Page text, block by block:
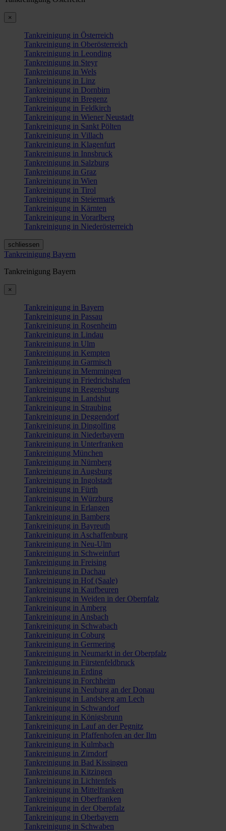
×
Tankreinigung in Österreich
Tankreinigung in Oberösterreich
Tankreinigung in Leonding
Tankreinigung in Steyr
Tankreinigung in Wels
Tankreinigung in Linz
Tankreinigung in Dornbirn
Tankreinigung in Bregenz
Tankreinigung in Feldkirch
Tankreinigung in Wiener Neustadt
Tankreinigung in Sankt Pölten
Tankreinigung in Villach
Tankreinigung in Klagenfurt
Tankreinigung in Innsbruck
Tankreinigung in Salzburg
Tankreinigung in Graz
Tankreinigung in Wien
Tankreinigung in Tirol
Tankreinigung in Steiermark
Tankreinigung in Kärnten
Tankreinigung in Vorarlberg
Tankreinigung in Niederösterreich
schliessen
Tankreinigung Bayern
Tankreinigung Bayern
×
Tankreinigung in Bayern
Tankreinigung in Passau
Tankreinigung in Rosenheim
Tankreinigung in Lindau
Tankreinigung in Ulm
Tankreinigung in Kempten
Tankreinigung in Garmisch
Tankreinigung in Memmingen
Tankreinigung in Friedrichshafen
Tankreinigung in Regensburg
Tankreinigung in Landshut
Tankreinigung in Straubing
Tankreinigung in Deggendorf
Tankreinigung in Dingolfing
Tankreinigung in Niederbayern
Tankreinigung in Unterfranken
Tankreinigung München
Tankreinigung in Nürnberg
Tankreinigung in Augsburg
Tankreinigung in Ingolstadt
Tankreinigung in Fürth
Tankreinigung in Würzburg
Tankreinigung in Erlangen
Tankreinigung in Bamberg
Tankreinigung in Bayreuth
Tankreinigung in Aschaffenburg
Tankreinigung in Neu-Ulm
Tankreinigung in Schweinfurt
Tankreinigung in Freising
Tankreinigung in Dachau
Tankreinigung in Hof (Saale)
Tankreinigung in Kaufbeuren
Tankreinigung in Weiden in der Oberpfalz
Tankreinigung in Amberg
Tankreinigung in Ansbach
Tankreinigung in Schwabach
Tankreinigung in Coburg
Tankreinigung in Germering
Tankreinigung in Neumarkt in der Oberpfalz
Tankreinigung in Fürstenfeldbruck
Tankreinigung in Erding
Tankreinigung in Forchheim
Tankreinigung in Neuburg an der Donau
Tankreinigung in Landsberg am Lech
Tankreinigung in Schwandorf
Tankreinigung in Königsbrunn
Tankreinigung in Lauf an der Pegnitz
Tankreinigung in Pfaffenhofen an der Ilm
Tankreinigung in Kulmbach
Tankreinigung in Zirndorf
Tankreinigung in Bad Kissingen
Tankreinigung in Kitzingen
Tankreinigung in Lichtenfels
Tankreinigung in Mittelfranken
Tankreinigung in Oberfranken
Tankreinigung in der Oberpfalz
Tankreinigung in Oberbayern
Tankreinigung in Schwaben